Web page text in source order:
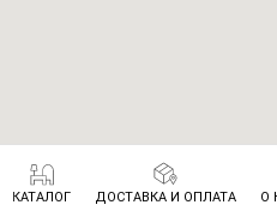
КАТАЛОГ ДОСТАВКА И ОПЛАТА О